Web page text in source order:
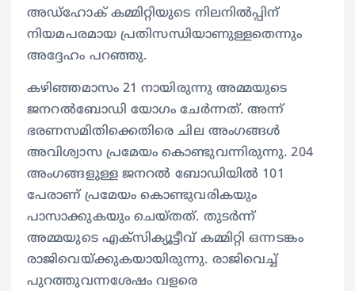
അഡ്ഹോക് കമ്മിറ്റിയുടെ നിലനിൽപ്പിന്
നിയമപരമായ പ്രതിസന്ധിയാണുള്ളതെന്നും
അദ്ദേഹം പറഞ്ഞു.
കഴിഞ്ഞമാസം 21 നായിരുന്നു അമ്മയുടെ
ജനറൽബോഡി യോഗം ചേർന്നത്. അന്ന്
ഭരണസമിതിക്കെതിരെ ചില അംഗങ്ങൾ
അവിശ്വാസ പ്രമേയം കൊണ്ടുവന്നിരുന്നു. 204
അംഗങ്ങളുള്ള ജനറൽ ബോഡിയിൽ 101
പേരാണ് പ്രമേയം കൊണ്ടുവരികയും
പാസാക്കുകയും ചെയ്തത്. തുടർന്ന്
അമ്മയുടെ എക്സിക്യൂട്ടീവ് കമ്മിറ്റി ഒന്നടങ്കം
രാജിവെയ്ക്കുകയായിരുന്നു. രാജിവെച്ച്
പുറത്തുവന്നശേഷം വളരെ